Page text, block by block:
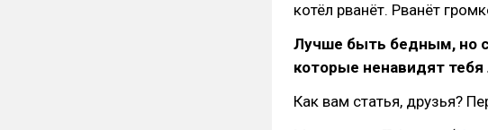
котёл рванёт. Рванёт
Лучше быть бедным, но
которые ненавидят
Как вам статья, друзья?